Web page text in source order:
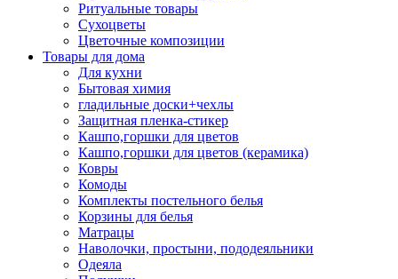
Ритуальные товары
Сухоцветы
Цветочные композиции
Товары для дома
Для кухни
Бытовая химия
гладильные доски+чехлы
Защитная пленка-стикер
Кашпо,горшки для цветов
Кашпо,горшки для цветов (керамика)
Ковры
Комоды
Комплекты постельного белья
Корзины для белья
Матрацы
Наволочки, простыни, пододеяльники
Одеяла